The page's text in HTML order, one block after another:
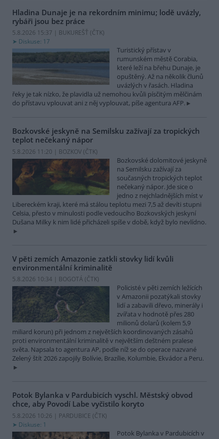
Hladina Dunaje je na rekordním minimu; lodě uvázly,
rybáři jsou bez práce
5.8.2026 15:37 | BUKUREŠŤ (ČTK)
Diskuse: 17
Turistický přístav v
rumunském městě Corabia,
které leží na břehu Dunaje, je
opuštěný. Až na několik člunů
uvázlých v řasách. Hladina
řeky je tak nízko, že plavidla už nemohou kvůli písčitým mělčinám
do přístavu vplouvat ani z něj vyplouvat, píše agentura AFP.
Bozkovské jeskyně na Semilsku zažívají za tropických
teplot nečekaný nápor
5.8.2026 11:20 | BOZKOV (ČTK)
Bozkovské dolomitové jeskyně
na Semilsku zažívají za
současných tropických teplot
nečekaný nápor. Jde sice o
jedno z nejchladnějších míst v
Libereckém kraji, které má stálou teplotu mezi 7,5 až devíti stupni
Celsia, přesto v minulosti podle vedoucího Bozkovských jeskyní
Dušana Milky k nim lidé přicházeli spíše v době, když bylo nevlídno.
V pěti zemích Amazonie zatkli stovky lidí kvůli
environmentální kriminalitě
5.8.2026 10:34 | BOGOTÁ (ČTK)
Policisté v pěti zemích ležících
v Amazonii pozatýkali stovky
lidí a zabavili dřevo, minerály i
zvířata v hodnotě přes 280
milionů dolarů (kolem 5,9
miliard korun) při jednom z největších koordinovaných zásahů
proti environmentální kriminalitě v největším deštném pralese
světa. Napsala to agentura AP, podle níž se do operace nazvané
Zelený štít 2026 zapojily Bolívie, Brazílie, Kolumbie, Ekvádor a Peru.
Potok Bylanka v Pardubicích vyschl. Městský obvod
chce, aby Povodí Labe vyčistilo koryto
5.8.2026 10:26 | PARDUBICE (ČTK)
Diskuse: 1
Potok Bylanka v Pardubicích v